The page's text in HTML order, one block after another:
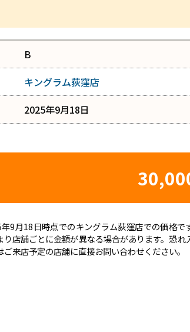
B
キングラム荻窪店
2025年9月18日
9月18日時点でのキングラム荻窪店での価格で
り店舗ごとに金額が異なる場合があります。恐れ
来店予定の店舗に直接お問い合わせください。